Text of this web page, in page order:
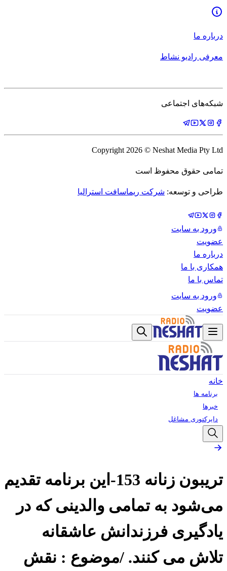
درباره ما
معرفی رادیو نشاط
شبکه‌های اجتماعی
Copyright 2026 © Neshat Media Pty Ltd
تمامی حقوق محفوظ است
طراحی و توسعه: شرکت ریماسافت استرالیا
ورود به سایت
عضویت
درباره ما
همکاری با ما
تماس با ما
ورود به سایت
عضویت
خانه
برنامه ها
خبرها
دایرکتوری مشاغل
تریبون زنانه 153-این برنامه‌ تقدیم
می‌شود به تمامی والدینی که در
یادگیری فرزندانش عاشقانه
تلاش می کنند. /موضوع : نقش